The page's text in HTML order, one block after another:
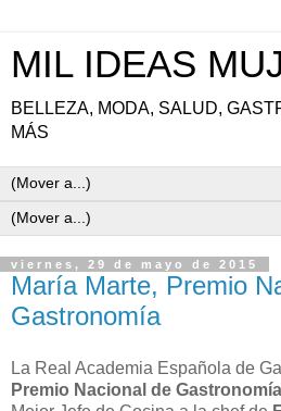
MIL IDEAS
BELLEZA, MODA, SALUD,
MÁS
viernes, 29 de mayo de 2015
María Marte, Premio
Gastronomía
La Real Academia Española de
Premio Nacional de